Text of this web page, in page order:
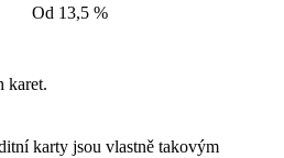
Od 13,5 %
karet.
karty jsou vlastně takovým